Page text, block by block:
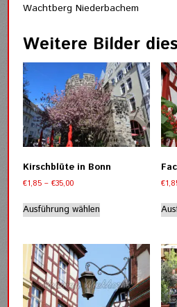
Wachtberg Niederbachem
Weitere Bilder
Kirschblüte in Bonn
€1,85 –€35,00Preisspanne:
bis
€35,00
Ausführung wählen
mehrere
Varianten
auf.
Die
Optionen
€